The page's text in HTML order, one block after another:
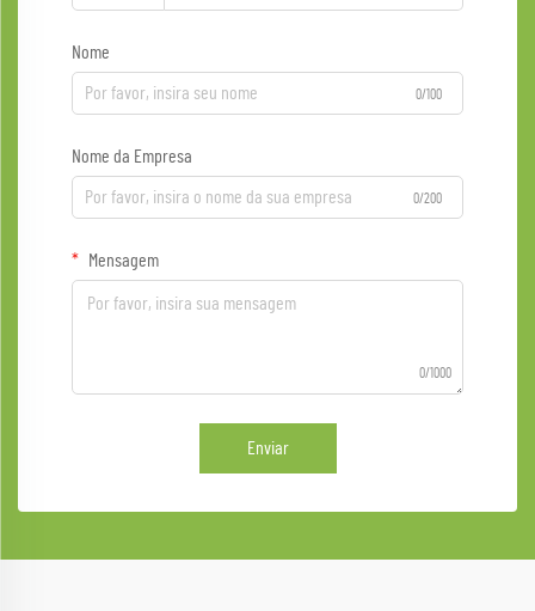
Nome
0/100
Nome da Empresa
0/200
Mensagem
0/1000
Enviar